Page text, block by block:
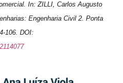
In: ZILLI, Carlos Augusto
Engenharia Civil 2. Ponta
106. DOI: